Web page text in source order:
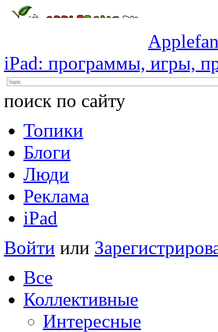
iPad: программы, игры,
поиск по сайту
Топики
Блоги
Люди
Реклама
iPad
Войти или
Все
Коллективные
Интересные